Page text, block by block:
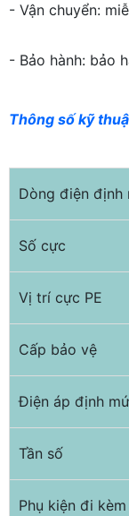
- Vận chuyển:
- Bảo hành: bảo
Thông số kỹ
Dòng điện định
Số cực
Vị trí cực PE
Cấp bảo vệ
Điện áp định
Tần số
Phụ kiện đi kèm